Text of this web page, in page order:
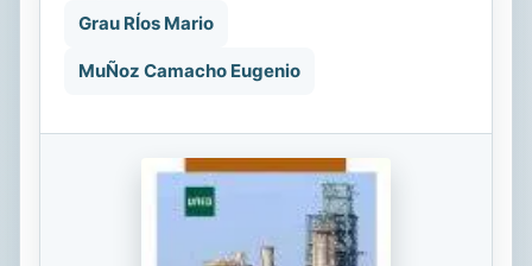
Grau RÍos Mario
MuÑoz Camacho Eugenio